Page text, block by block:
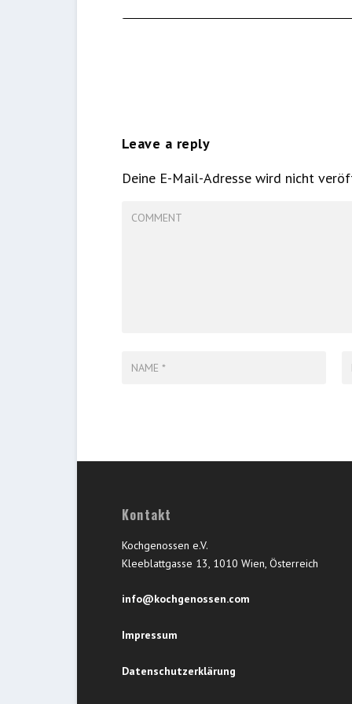
Leave a reply
Deine E-Mail-Adresse wird nicht
Kontakt
Kochgenossen e.V.
Kleeblattgasse 13, 1010 Wien, Österreich
info@kochgenossen.com
Impressum
Datenschutzerklärung